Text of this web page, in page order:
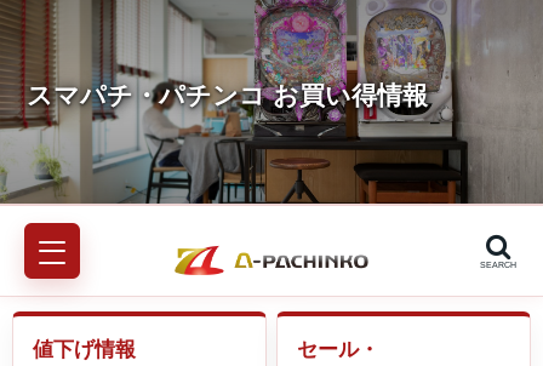
SEARCH
値下げ情報
セール・